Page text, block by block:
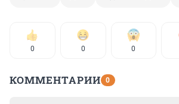
0 0 0
КОММЕНТАРИИ 0